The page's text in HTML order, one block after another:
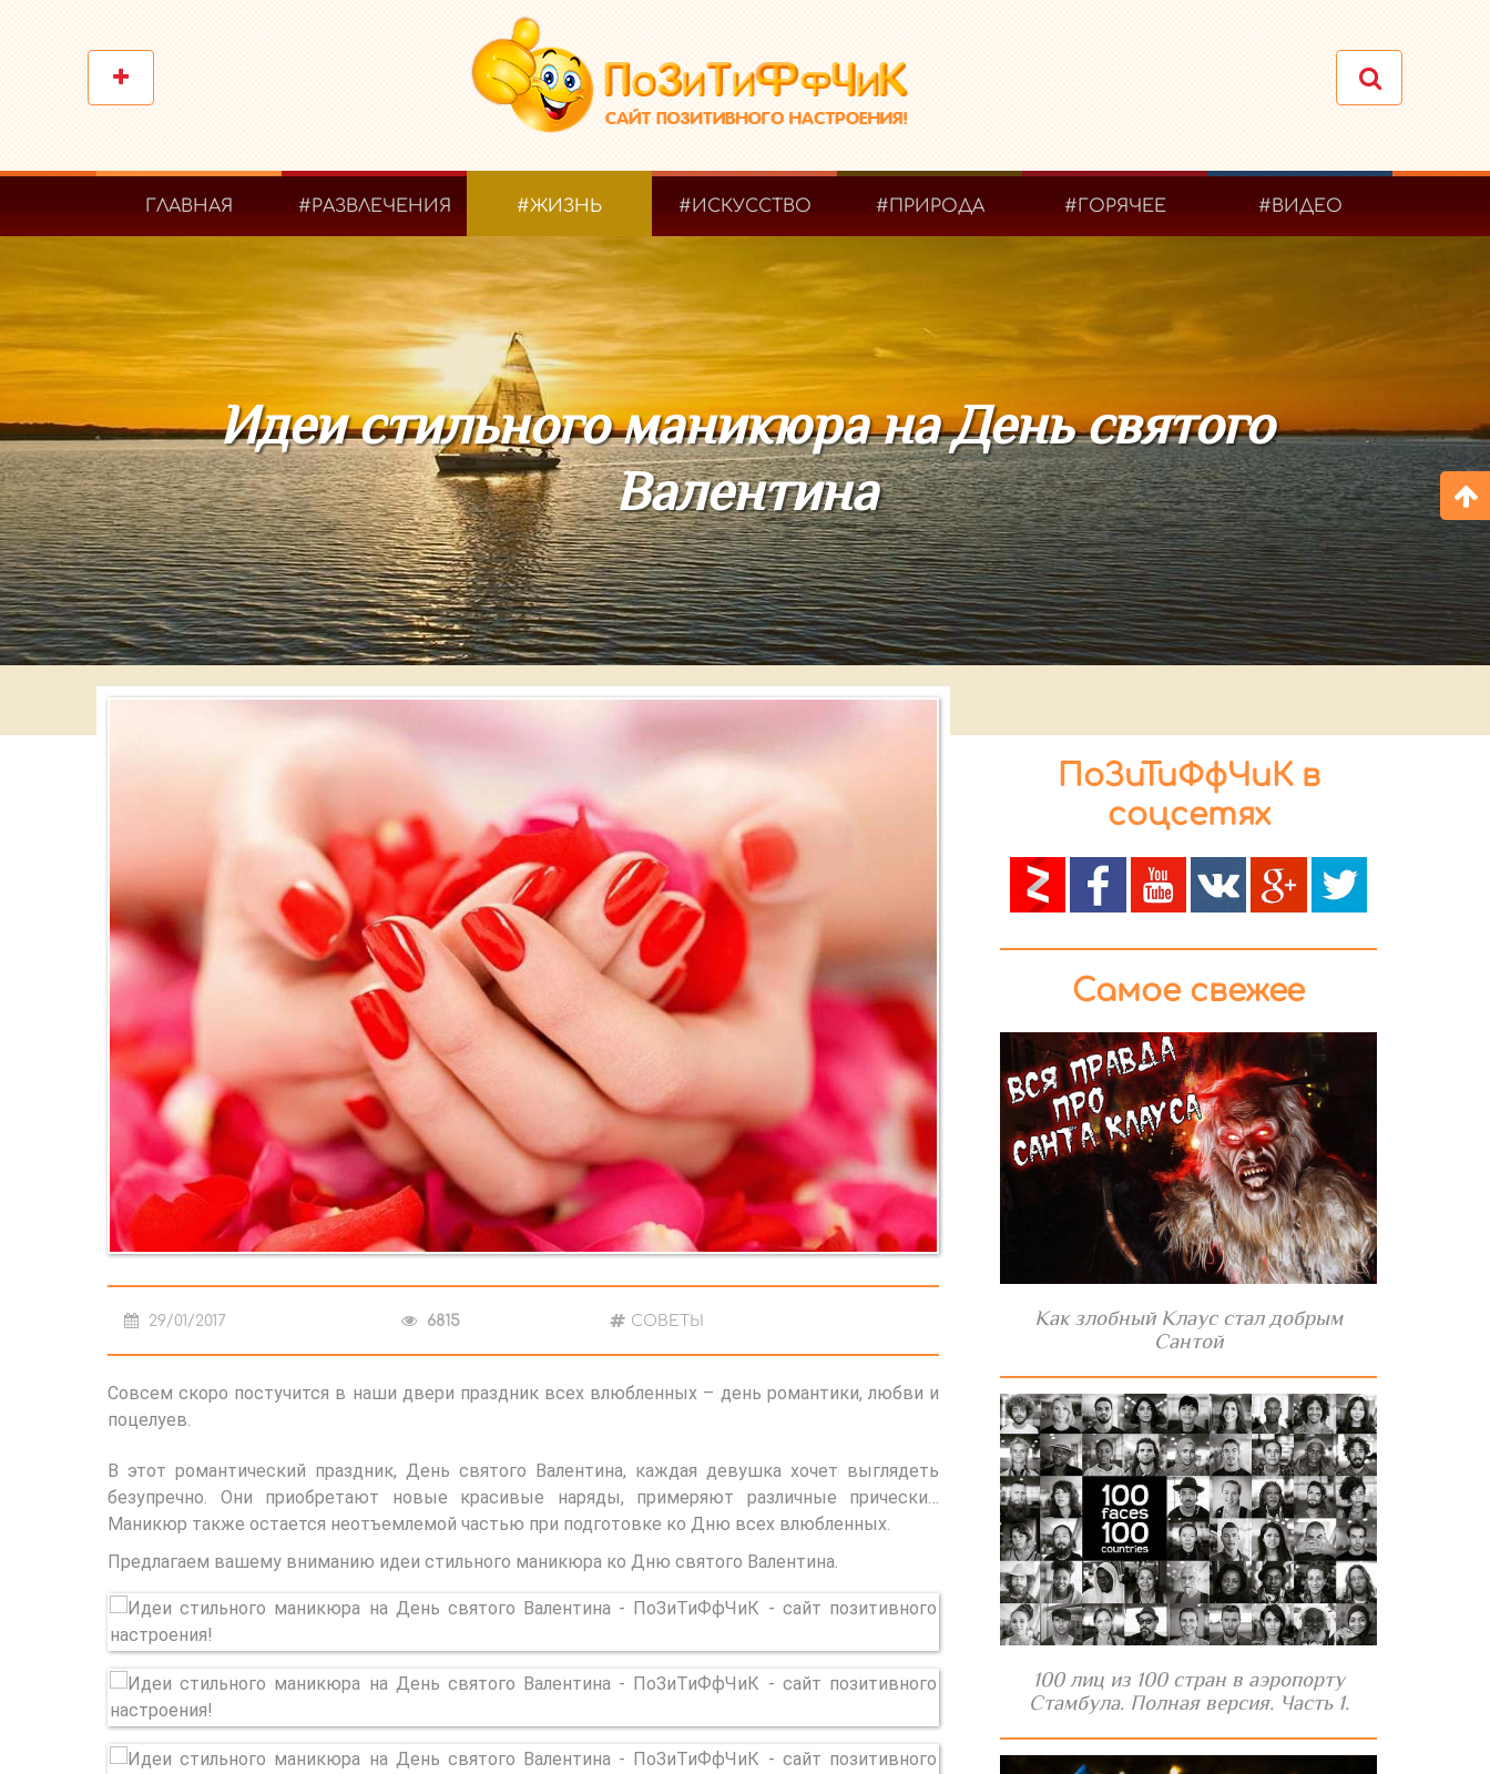
ГЛАВНАЯ #РАЗВЛЕЧЕНИЯ #ЖИЗНЬ #ИСКУССТВО #ПРИРОДА #ГОРЯЧЕЕ #ВИДЕО
Идеи стильного маникюра на День святого
Валентина
29/01/2017 6815 СОВЕТЫ
Совсем скоро постучится в наши двери праздник всех влюбленных – день романтики, любви и
поцелуев.
В этот романтический праздник, День святого Валентина, каждая девушка хочет выглядеть
безупречно. Они приобретают новые красивые наряды, примеряют различные прически…
Маникюр также остается неотъемлемой частью при подготовке ко Дню всех влюбленных.
Предлагаем вашему вниманию идеи стильного маникюра ко Дню святого Валентина.
ПоЗиТиФфЧиК в
соцсетях
Самое свежее
Как злобный Клаус стал добрым
Сантой
100 лиц из 100 стран в аэропорту
Стамбула. Полная версия. Часть 1.